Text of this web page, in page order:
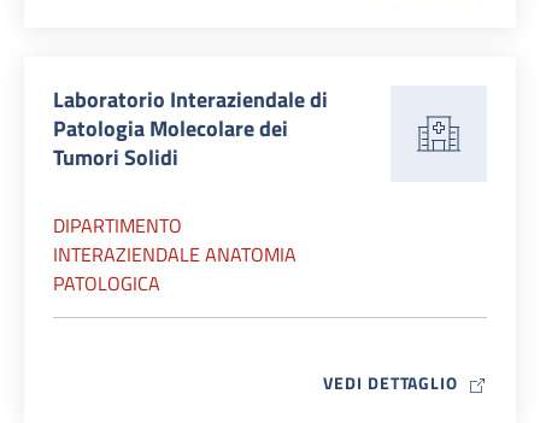
Laboratorio Interaziendale di
Patologia Molecolare dei
Tumori Solidi
DIPARTIMENTO
INTERAZIENDALE ANATOMIA
PATOLOGICA
VEDI DETTAGLIO MAP ICON